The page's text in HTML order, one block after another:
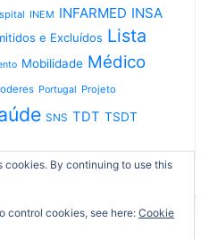
INEM INFARMED INSA
e Excluídos Lista
Mobilidade Médico
Portugal Projeto
SNS TDT TSDT
cookies. By continuing to use this
control cookies, see here: Cookie